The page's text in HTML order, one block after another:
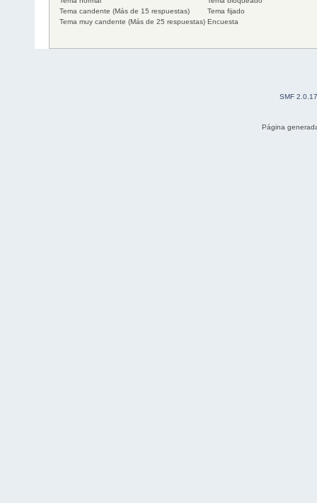
Tema candente (Más de 15 respuestas)
Tema muy candente (Más de 25 respuestas)
Tema fijado
Encuesta
SMF 2.0.17
Página